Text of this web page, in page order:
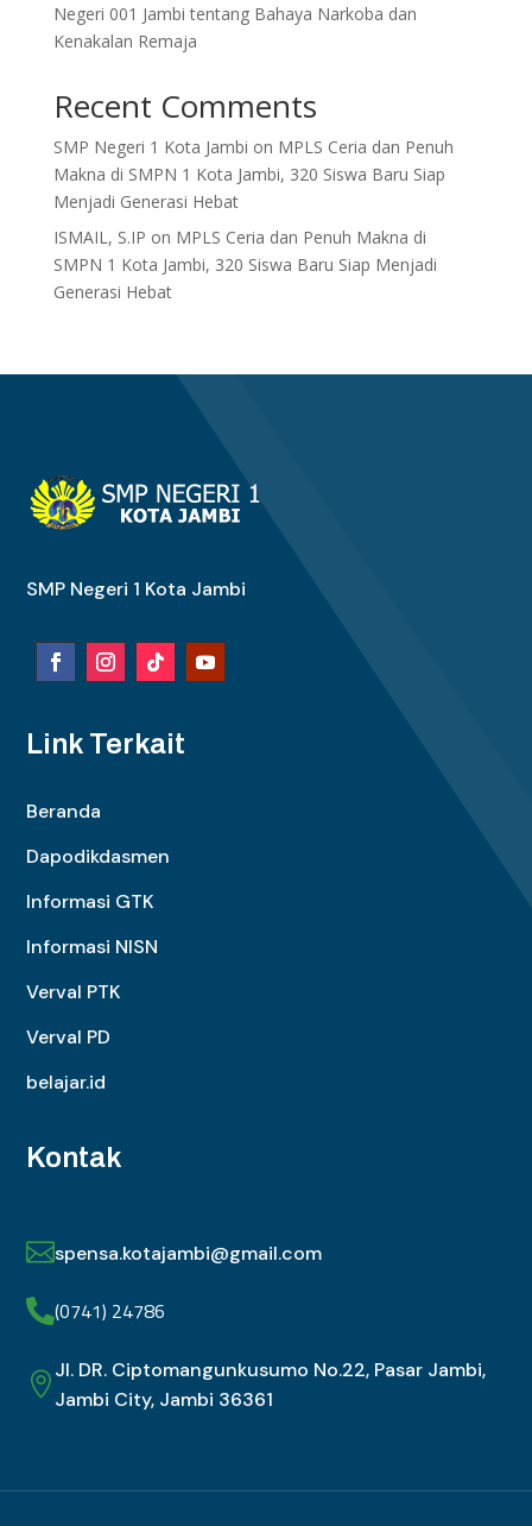
Negeri 001 Jambi tentang Bahaya Narkoba dan
Kenakalan Remaja
Recent Comments
SMP Negeri 1 Kota Jambi on MPLS Ceria dan Penuh
Makna di SMPN 1 Kota Jambi, 320 Siswa Baru Siap
Menjadi Generasi Hebat
ISMAIL, S.IP on MPLS Ceria dan Penuh Makna di
SMPN 1 Kota Jambi, 320 Siswa Baru Siap Menjadi
Generasi Hebat
SMP Negeri 1 Kota Jambi
Link Terkait
Beranda
Dapodikdasmen
Informasi GTK
Informasi NISN
Verval PTK
Verval PD
belajar.id
Kontak
spensa.kotajambi@gmail.com
(0741) 24786
Jl. DR. Ciptomangunkusumo No.22, Pasar Jambi,
Jambi City, Jambi 36361